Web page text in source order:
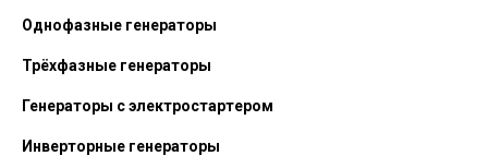
Однофазные генераторы
Трёхфазные генераторы
Генераторы с электростартером
Инверторные генераторы